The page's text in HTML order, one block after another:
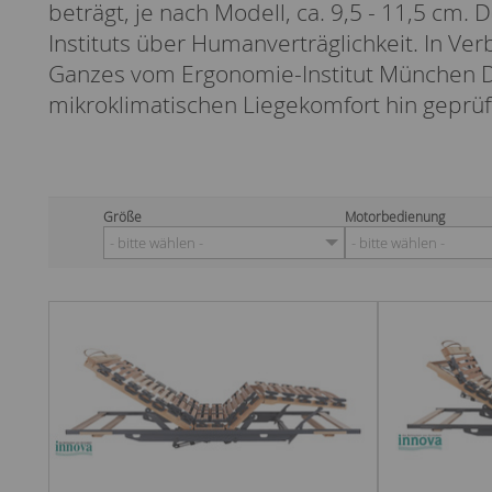
beträgt, je nach Modell, ca. 9,5 - 11,5
Instituts über Humanverträglichkeit. In
Ganzes vom Ergonomie-Institut München
mikroklimatischen Liegekomfort hin
Größe
- bitte wählen -
Motorbedienung
- bitte wählen -